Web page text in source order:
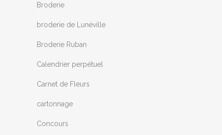
Broderie
broderie de Lunéville
Broderie Ruban
Calendrier perpétuel
Carnet de Fleurs
cartonnage
Concours